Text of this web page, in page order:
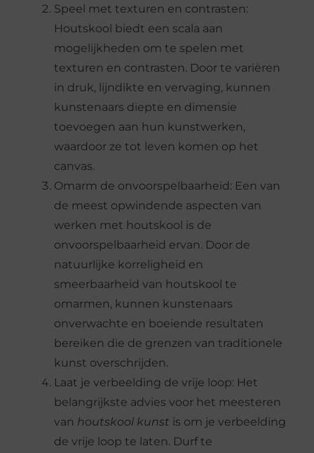
Speel met texturen en contrasten:
Houtskool biedt een scala aan
mogelijkheden om te spelen met
texturen en contrasten. Door te variëren
in druk, lijndikte en vervaging, kunnen
kunstenaars diepte en dimensie
toevoegen aan hun kunstwerken,
waardoor ze tot leven komen op het
canvas.
Omarm de onvoorspelbaarheid: Een van
de meest opwindende aspecten van
werken met houtskool is de
onvoorspelbaarheid ervan. Door de
natuurlijke korreligheid en
smeerbaarheid van houtskool te
omarmen, kunnen kunstenaars
onverwachte en boeiende resultaten
bereiken die de grenzen van traditionele
kunst overschrijden.
Laat je verbeelding de vrije loop: Het
belangrijkste advies voor het meesteren
van houtskool kunst is om je verbeelding
de vrije loop te laten. Durf te